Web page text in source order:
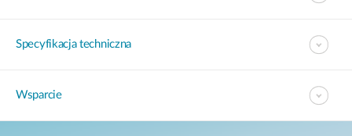
Specyfikacja techniczna
Wsparcie